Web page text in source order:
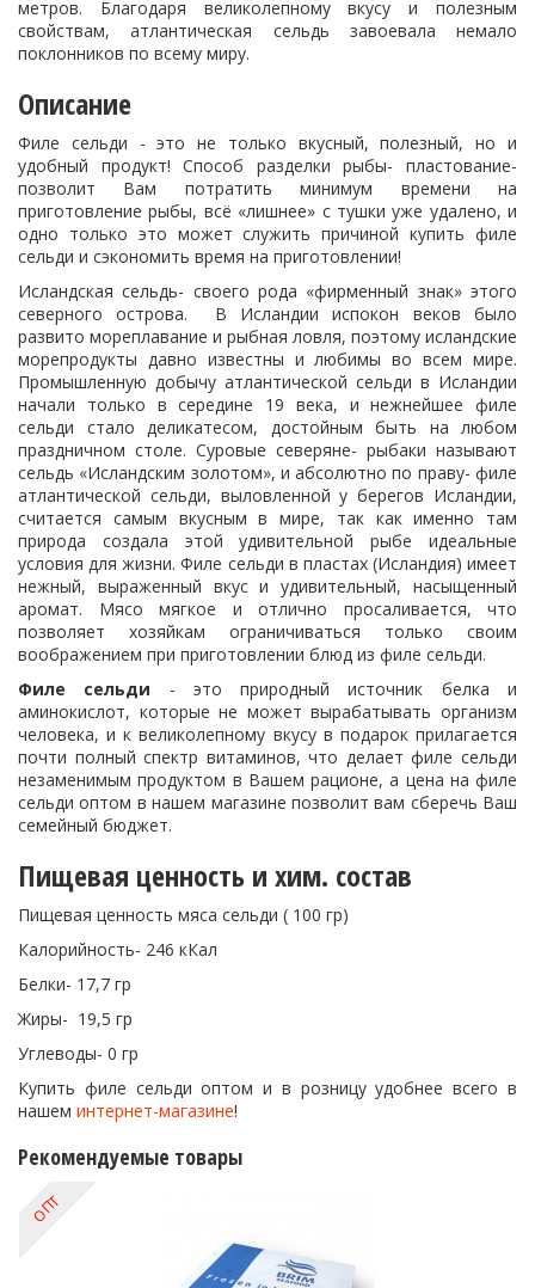
метров. Благодаря великолепному вкусу и полезным
свойствам, атлантическая сельдь завоевала немало
поклонников по всему миру.
Описание
Филе сельди - это не только вкусный, полезный, но и
удобный продукт! Способ разделки рыбы- пластование-
позволит Вам потратить минимум времени на
приготовление рыбы, всё «лишнее» с тушки уже удалено, и
одно только это может служить причиной купить филе
сельди и сэкономить время на приготовлении!
Исландская сельдь- своего рода «фирменный знак» этого
северного острова. В Исландии испокон веков было
развито мореплавание и рыбная ловля, поэтому исландские
морепродукты давно известны и любимы во всем мире.
Промышленную добычу атлантической сельди в Исландии
начали только в середине 19 века, и нежнейшее филе
сельди стало деликатесом, достойным быть на любом
праздничном столе. Суровые северяне- рыбаки называют
сельдь «Исландским золотом», и абсолютно по праву- филе
атлантической сельди, выловленной у берегов Исландии,
считается самым вкусным в мире, так как именно там
природа создала этой удивительной рыбе идеальные
условия для жизни. Филе сельди в пластах (Исландия) имеет
нежный, выраженный вкус и удивительный, насыщенный
аромат. Мясо мягкое и отлично просаливается, что
позволяет хозяйкам ограничиваться только своим
воображением при приготовлении блюд из филе сельди.
Филе сельди - это природный источник белка и
аминокислот, которые не может вырабатывать организм
человека, и к великолепному вкусу в подарок прилагается
почти полный спектр витаминов, что делает филе сельди
незаменимым продуктом в Вашем рационе, а цена на филе
сельди оптом в нашем магазине позволит вам сберечь Ваш
семейный бюджет.
Пищевая ценность и хим. состав
Пищевая ценность мяса сельди ( 100 гр)
Калорийность- 246 кКал
Белки- 17,7 гр
Жиры- 19,5 гр
Углеводы- 0 гр
Купить филе сельди оптом и в розницу удобнее всего в
нашем интернет-магазине!
Рекомендуемые товары
ОПТ